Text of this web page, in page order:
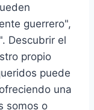
guerrero",
Descubrir el
propio
puede
una
somos o